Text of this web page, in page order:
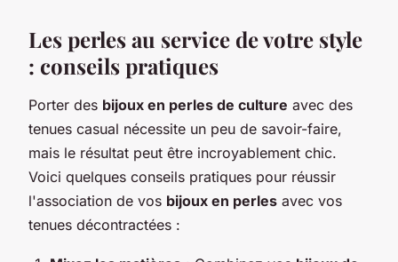
Les perles au service de votre style
: conseils pratiques
Porter des bijoux en perles de culture avec des
tenues casual nécessite un peu de savoir-faire,
mais le résultat peut être incroyablement chic.
Voici quelques conseils pratiques pour réussir
l'association de vos bijoux en perles avec vos
tenues décontractées :